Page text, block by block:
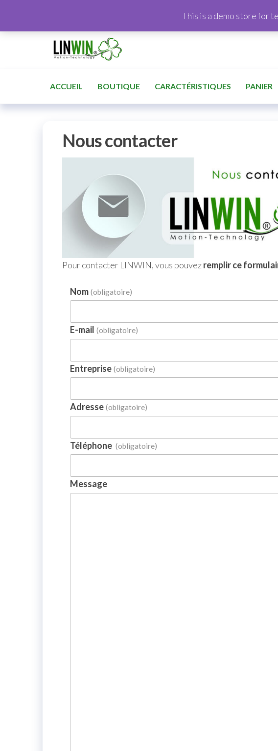
ACCUEIL BOUTIQUE CARACTÉRISTIQUES PANIER
Nous contacter
Pour contacter LINWIN, vous pouvezremplir ce
Nom (obligatoire)
E-mail (obligatoire)
Entreprise (obligatoire)
Adresse (obligatoire)
Téléphone (obligatoire)
Message
This is a demo store for